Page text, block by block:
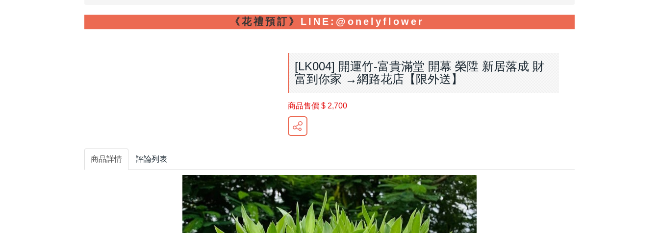
《花禮預訂》 LINE :@onelyflower
[LK004] 開運竹-富貴滿堂 開幕 榮陞 新居落成 財
富到你家 →網路花店【限外送】
商品售價 $ 2,700
商品詳情 評論列表